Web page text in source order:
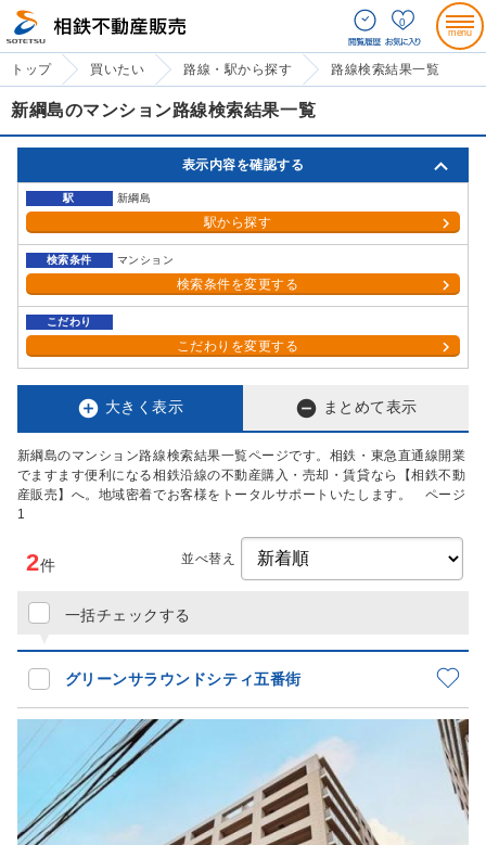
0
トップ 買いたい 路線・駅から探す 路線検索結果一覧
新綱島のマンション路線検索結果一覧
表示内容を確認する
駅 新綱島
駅から探す
検索条件 マンション
検索条件を変更する
こだわり
こだわりを変更する
 大きく表示  まとめて表示
新綱島のマンション路線検索結果一覧ページです。相鉄・東急直通線開業
でますます便利になる相鉄沿線の不動産購入・売却・賃貸なら【相鉄不動
産販売】へ。地域密着でお客様をトータルサポートいたします。 ページ
1
並べ替え
一括チェックする
2件
グリーンサラウンドシティ五番街